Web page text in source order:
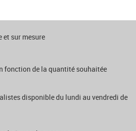
et sur mesure
fonction de la quantité souhaitée
disponible du lundi au vendredi de